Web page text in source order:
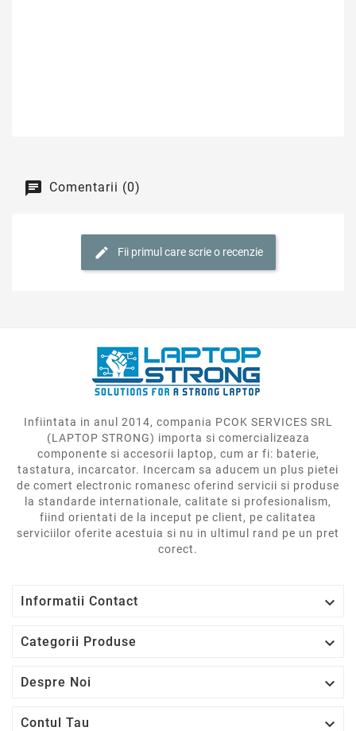
Comentarii (0)
Fii primul care scrie o recenzie
Infiintata in anul 2014, compania PCOK SERVICES SRL
(LAPTOP STRONG) importa si comercializeaza
componente si accesorii laptop, cum ar fi: baterie,
tastatura, incarcator. Incercam sa aducem un plus pietei
de comert electronic romanesc oferind servicii si produse
la standarde internationale, calitate si profesionalism,
fiind orientati de la inceput pe client, pe calitatea
serviciilor oferite acestuia si nu in ultimul rand pe un pret
corect.
Informatii Contact 
Categorii Produse 
Despre Noi 
Contul Tau 